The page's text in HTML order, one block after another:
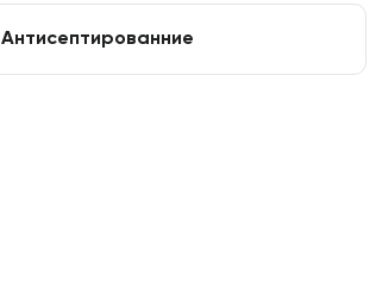
Антисептированние